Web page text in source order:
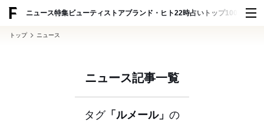
ニュース特集ビューティ ストアブランド・ヒト22時占い トップ100 スナッ
トップ ニュース
ニュース記事一覧
タグ「ルメール」 の